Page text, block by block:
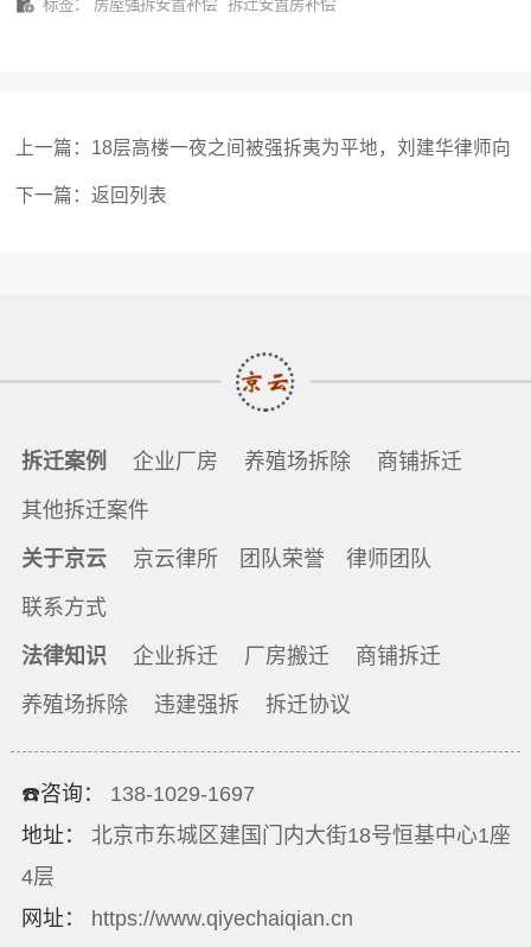
标签： 房屋强拆安置补偿 拆迁安置房补偿
上一篇： 18层高楼一夜之间被强拆夷为平地，刘建华律师向
法院起诉拆除违法
下一篇：返回列表
拆迁案例 企业厂房 养殖场拆除 商铺拆迁
其他拆迁案件
关于京云 京云律所 团队荣誉 律师团队
联系方式
法律知识 企业拆迁 厂房搬迁 商铺拆迁
养殖场拆除 违建强拆 拆迁协议
☎️咨询： 138-1029-1697
地址： 北京市东城区建国门内大街18号恒基中心1座
4层
网址： https://www.qiyechaiqian.cn